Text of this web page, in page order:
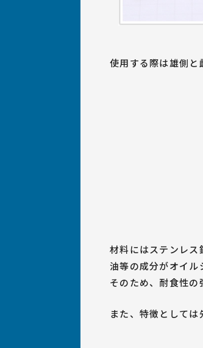
使用する際は雄側と
材料にはステンレス
油等の成分がオイル
そのため、耐食性の
また、特徴としては